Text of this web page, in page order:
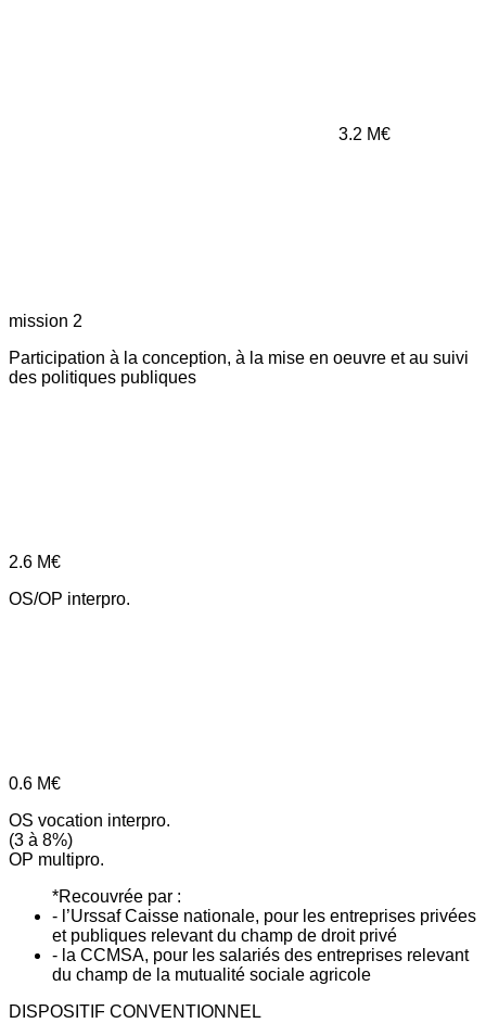
3.2 M€
mission 2
Participation à la conception, à la mise en oeuvre et au suivi
des politiques publiques
2.6 M€
OS/OP interpro.
0.6 M€
OS vocation interpro.
(3 à 8%)
OP multipro.
*Recouvrée par :
- l’Urssaf Caisse nationale, pour les entreprises privées
et publiques relevant du champ de droit privé
- la CCMSA, pour les salariés des entreprises relevant
du champ de la mutualité sociale agricole
DISPOSITIF CONVENTIONNEL